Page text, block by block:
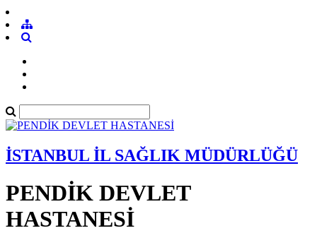
İSTANBUL İL SAĞLIK MÜDÜRLÜĞÜ
PENDİK DEVLET
HASTANESİ